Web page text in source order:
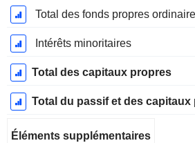
Total des fonds propres
Intérêts minoritaires
Total des capitaux propres
Total du passif et des capitaux
Éléments supplémentaires